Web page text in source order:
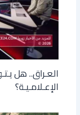
العـراق.. هل
الإعـلامـيـة؟